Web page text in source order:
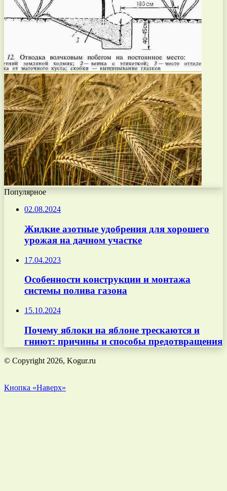
Популярное
02.08.2024
Жидкие азотные удобрения для хорошего
урожая на дачном участке
17.04.2023
Особенности конструкции и монтажа
системы полива газона
15.10.2024
Почему яблоки на яблоне трескаются и
гниют: причины и способы предотвращения
© Copyright 2026, Kogur.ru
Кнопка «Наверх»